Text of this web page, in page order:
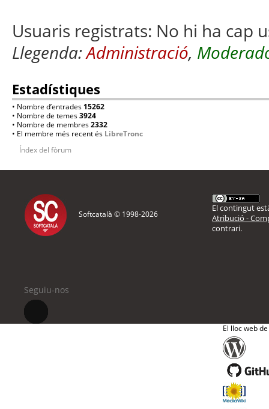
Usuaris registrats: No hi ha cap
Llegenda:Administració,
Estadístiques
• Nombre d’entrades 15262
• Nombre de temes3924
• Nombre de membres2332
• El membre més recent és LibreTronc
Índex del fòrum
Softcatalà © 1998-2026
El contingut
Atribució -
contrari.
Seguiu-nos
El lloc web